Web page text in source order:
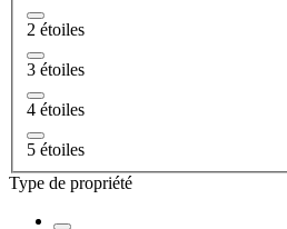
2 étoiles
3 étoiles
4 étoiles
5 étoiles
Type de propriété